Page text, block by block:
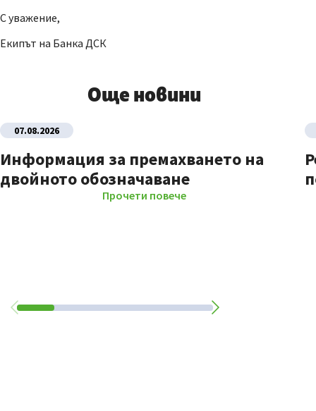
С уважение,
Екипът на Банка ДСК
Още новини
07.08.2026
Информация за премахването на
двойното обозначаване
Прочети повече